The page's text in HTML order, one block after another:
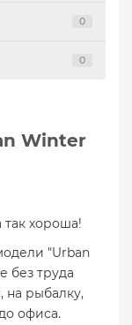
0
0
Winter
хороша!
"Urban
без труда
на рыбалку,
офиса.